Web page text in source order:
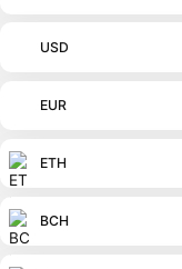
USD
EUR
ETH
BCH